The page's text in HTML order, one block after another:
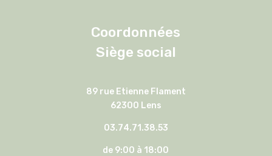
Coordonnées
Siège social
89 rue Etienne Flament
62300 Lens
03.74.71.38.53
de 9:00 à 18:00